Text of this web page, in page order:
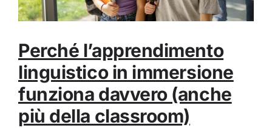
Perché l’apprendimento
linguistico in immersione
funziona davvero (anche
più della classroom)